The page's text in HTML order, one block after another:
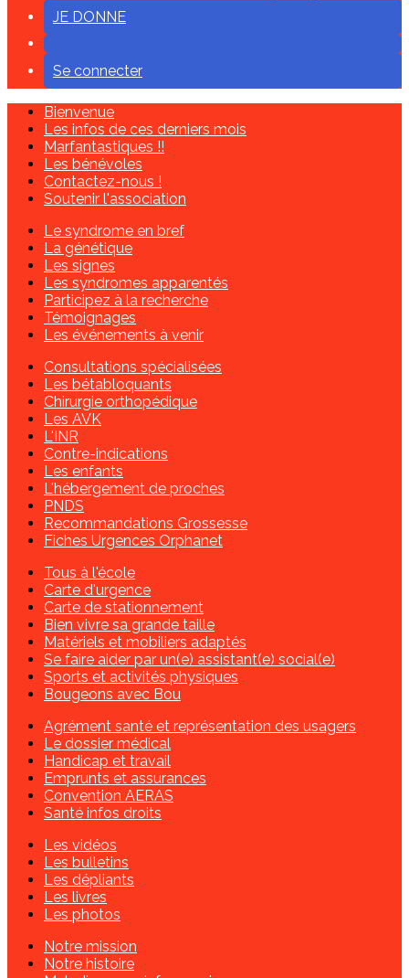
JE DONNE
Se connecter
Bienvenue
Les infos de ces derniers mois
Marfantastiques !!
Les bénévoles
Contactez-nous !
Soutenir l'association
Le syndrome en bref
La génétique
Les signes
Les syndromes apparentés
Participez à la recherche
Témoignages
Les événements à venir
Consultations spécialisées
Les bétabloquants
Chirurgie orthopédique
Les AVK
L'INR
Contre-indications
Les enfants
L'hébergement de proches
PNDS
Recommandations Grossesse
Fiches Urgences Orphanet
Tous à l'école
Carte d'urgence
Carte de stationnement
Bien vivre sa grande taille
Matériels et mobiliers adaptés
Se faire aider par un(e) assistant(e) social(e)
Sports et activités physiques
Bougeons avec Bou
Agrément santé et représentation des usagers
Le dossier médical
Handicap et travail
Emprunts et assurances
Convention AERAS
Santé infos droits
Les vidéos
Les bulletins
Les dépliants
Les livres
Les photos
Notre mission
Notre histoire